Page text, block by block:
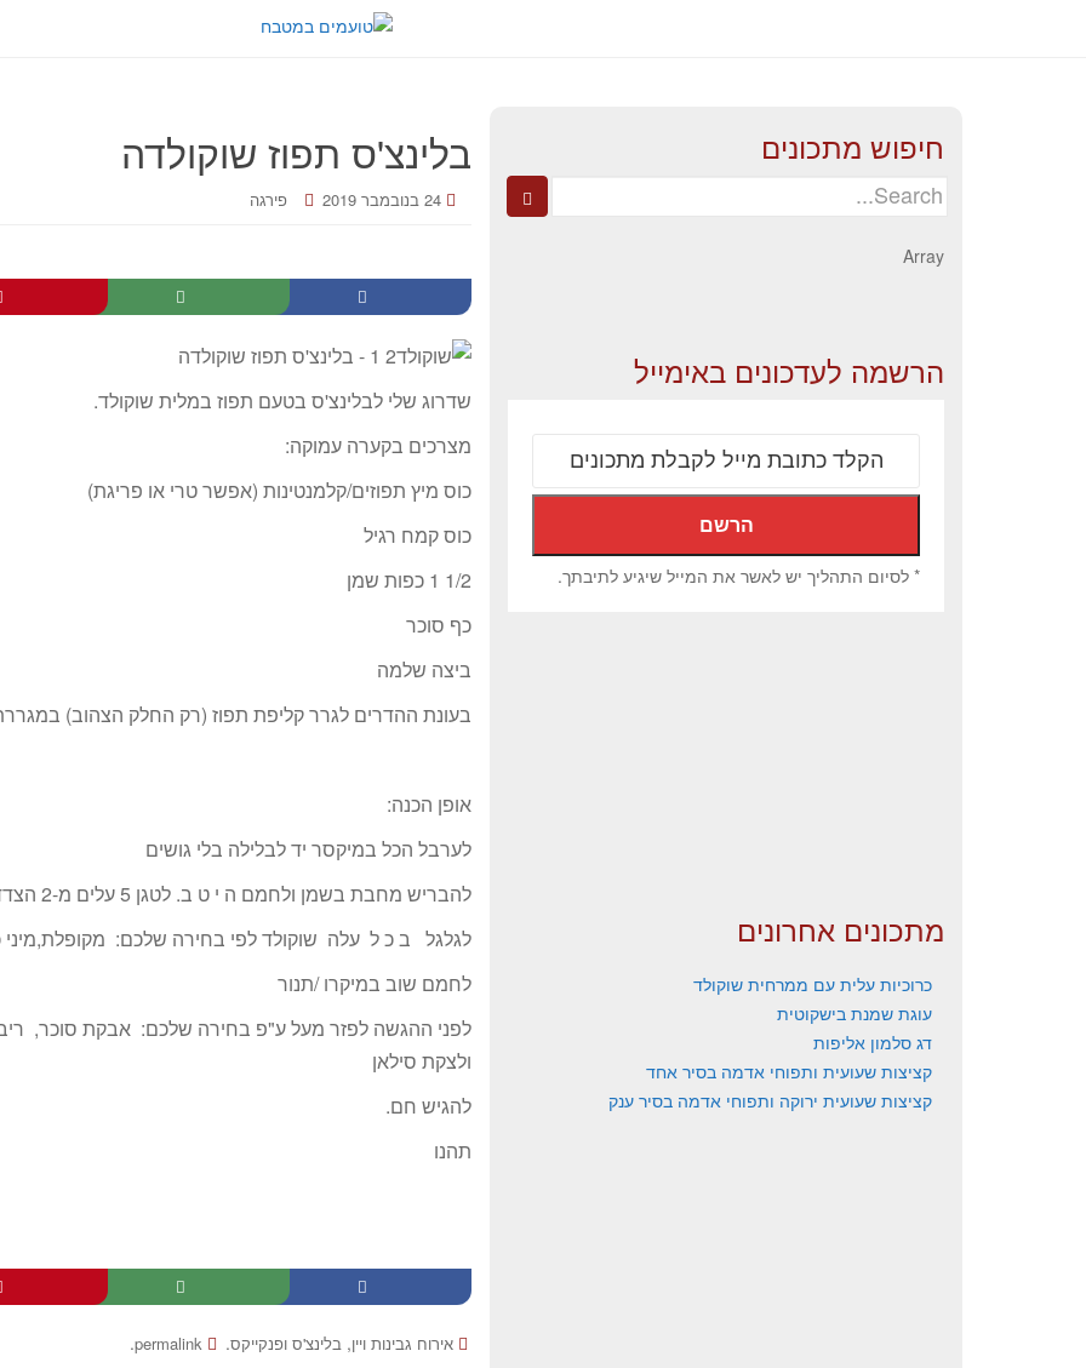
בלינצ'ס תפוז שוקולדה
24 בנובמבר 2019 פירגה
שדרוג שלי לבלינצ'ס בטעם תפוז במלית שוקולד.
מצרכים בקערה עמוקה:
כוס מיץ תפוזים/קלמנטינות (אפשר טרי או פריגת)
כוס קמח רגיל
1/2 1 כפות שמן
כף סוכר
ביצה שלמה
בעונת ההדרים לגרר קליפת תפוז (רק החלק הצהוב)
אופן הכנה:
לערבל הכל במיקסר יד לבלילה בלי גושים
להבריש מחבת בשמן ולחמם ה י ט ב. לטגן 5 עלים מ-2 הצדדים.
לגלגל ב כ ל עלה שוקולד לפי בחירה שלכם: מקופלת,מיני
לחמם שוב במיקרו /תנור
לפני ההגשה לפזר מעל ע"פ בחירה שלכם: אבקת סוכר,
ולצקת סילאן
להגיש חם.
תהנו
אירוח גבינות ויין, בלינצ'ס ופנקייקס.
permalink
.
חיפוש מתכונים
Search
Array
הרשמה לעדכונים באימייל
* לסיום התהליך יש לאשר את המייל שיגיע לתיבתך.
מתכונים אחרונים
כרוכיות עלית עם ממרחית שוקולד
עוגת שמנת בישקוטית
דג סלמון אליפות
קציצות שעועית ותפוחי אדמה בסיר אחד
קציצות שעועית ירוקה ותפוחי אדמה בסיר ענק